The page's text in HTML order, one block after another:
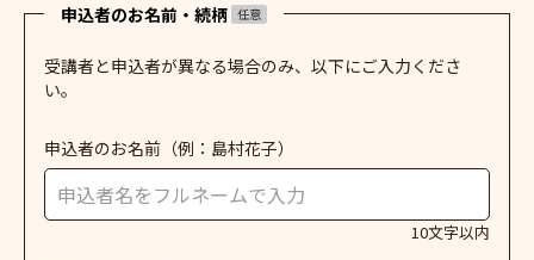
申込者のお名前・続柄 任意
受講者と申込者が異なる場合のみ、以下にご入力くださ
い。
申込者のお名前 （例：島村花子）
10文字以内